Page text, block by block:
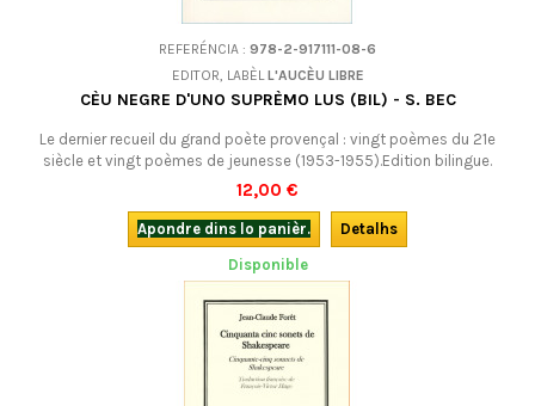
REFERÉNCIA : 978-2-917111-08-6
EDITOR, LABÈLL'AUCÈU LIBRE
CÈU NEGRE D'UNO SUPRÈMO LUS (BIL) - S. BEC
Le dernier recueil du grand poète provençal : vingt poèmes du 21e
siècle et vingt poèmes de jeunesse (1953-1955).Edition bilingue.
12,00 €
Apondre dins lo panièr.
Detalhs
Disponible